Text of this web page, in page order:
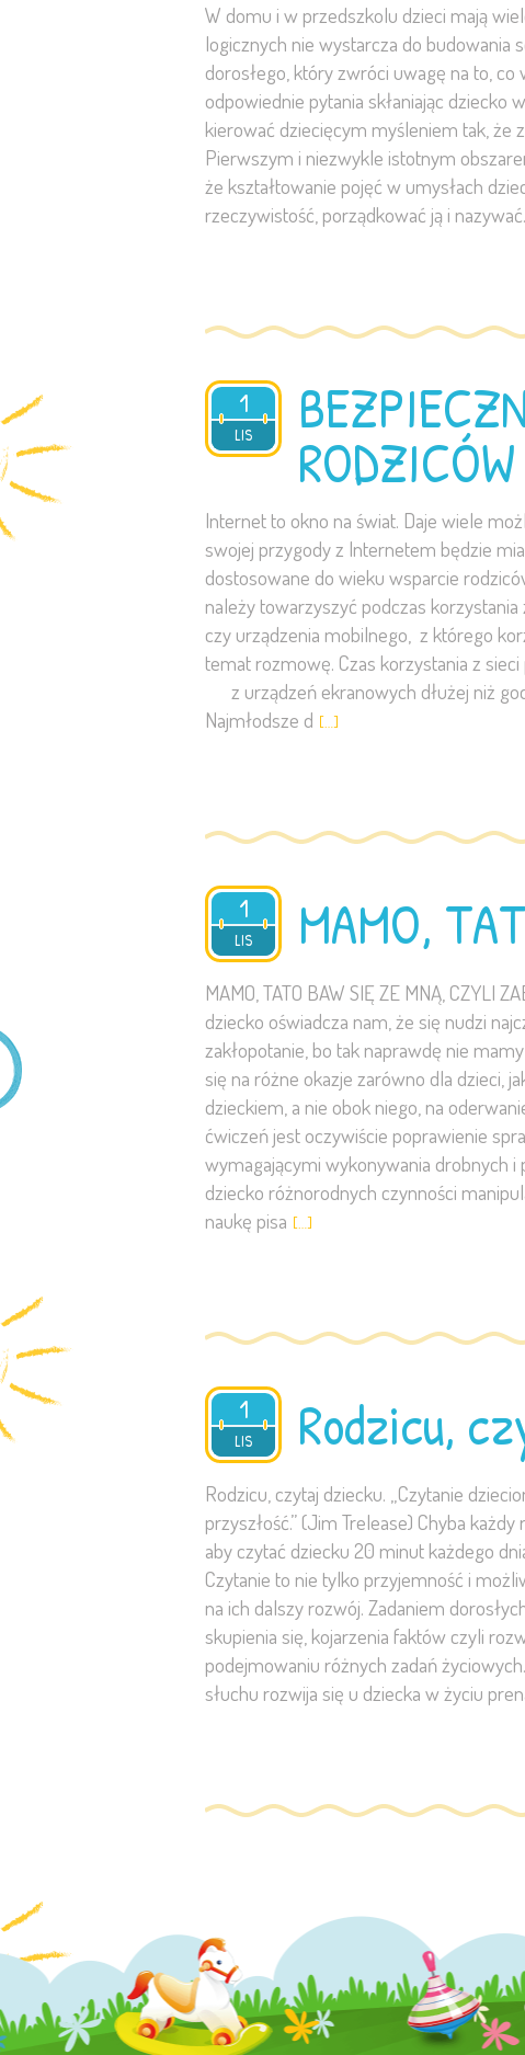
W domu i w przedszkolu dzieci mają
logicznych nie wystarcza do
dorosłego, który zwróci uwagę na to,
odpowiednie pytania skłaniając dziecko
kierować dziecięcym myśleniem tak, że
Pierwszym i niezwykle istotnym
że kształtowanie pojęć w umysłach
rzeczywistość, porządkować ją i
1
LIS
2023 RODZICÓW
Internet to okno na świat. Daje wiele
swojej przygody z Internetem będzie
dostosowane do wieku wsparcie
należy towarzyszyć podczas
czy urządzenia mobilnego, z którego
temat rozmowę. Czas korzystania z
z urządzeń ekranowych dłużej niż
Najmłodsze d […]
1
LIS
2023 MAMO,
MAMO, TATO BAW SIĘ ZE MNĄ, CZYLI
dziecko oświadcza nam, że się nudzi
zakłopotanie, bo tak naprawdę nie
się na różne okazje zarówno dla dzieci,
dzieckiem, a nie obok niego, na
ćwiczeń jest oczywiście poprawienie
wymagającymi wykonywania drobnych
dziecko różnorodnych czynności
naukę pisa […]
1
LIS
2023 Rodzicu,
Rodzicu, czytaj dziecku. „Czytanie
przyszłość.” (Jim Trelease) Chyba
aby czytać dziecku 20 minut każdego
Czytanie to nie tylko przyjemność i
na ich dalszy rozwój. Zadaniem
skupienia się, kojarzenia faktów czyli
podejmowaniu różnych zadań
słuchu rozwija się u dziecka w życiu